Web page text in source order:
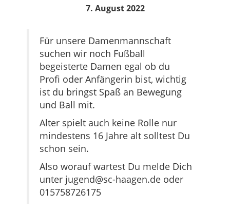
7. August 2022
Für unsere Damenmannschaft
suchen wir noch Fußball
begeisterte Damen egal ob du
Profi oder Anfängerin bist, wichtig
ist du bringst Spaß an Bewegung
und Ball mit.
Alter spielt auch keine Rolle nur
mindestens 16 Jahre alt solltest Du
schon sein.
Also worauf wartest Du melde Dich
unter jugend@sc-haagen.de oder
015758726175